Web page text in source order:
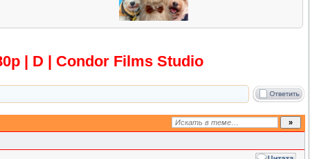
| D | Condor Films Studio